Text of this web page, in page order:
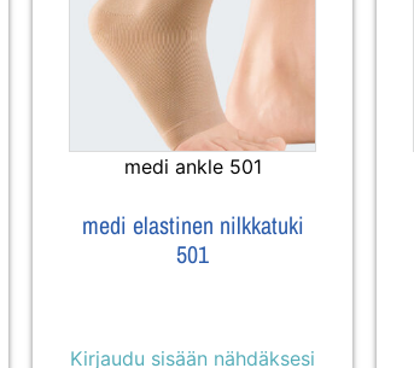
medi ankle 501
medi elastinen nilkkatuki
501
Kirjaudu sisään nähdäksesi